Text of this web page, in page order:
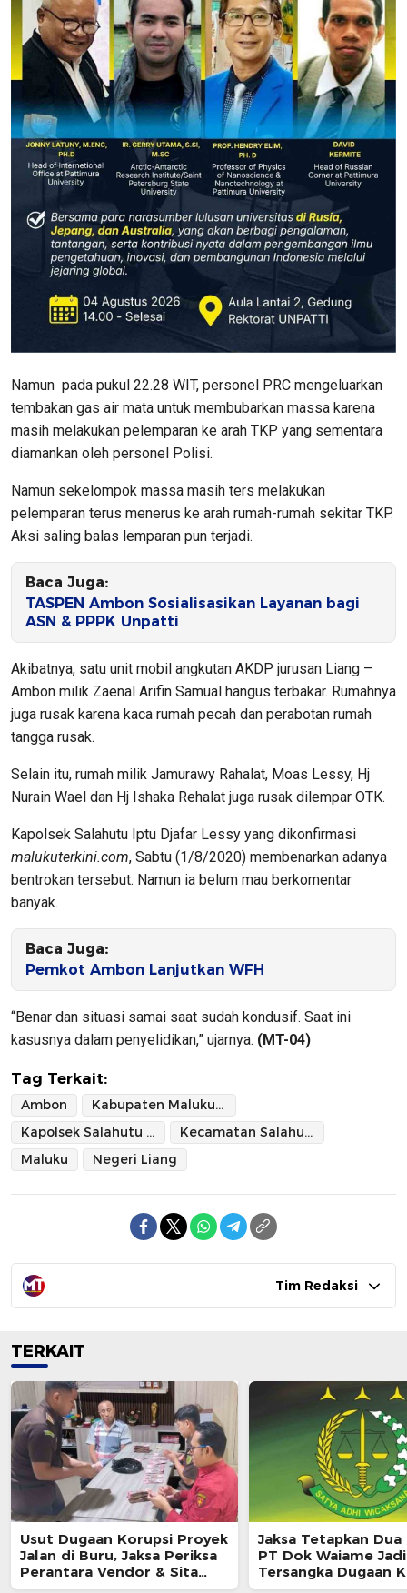
Namun pada pukul 22.28 WIT, personel PRC mengeluarkan
tembakan gas air mata untuk membubarkan massa karena
masih melakukan pelemparan ke arah TKP yang sementara
diamankan oleh personel Polisi.
Namun sekelompok massa masih ters melakukan
pelemparan terus menerus ke arah rumah-rumah sekitar TKP.
Aksi saling balas lemparan pun terjadi.
Baca Juga:
TASPEN Ambon Sosialisasikan Layanan bagi
ASN & PPPK Unpatti
Akibatnya, satu unit mobil angkutan AKDP jurusan Liang –
Ambon milik Zaenal Arifin Samual hangus terbakar. Rumahnya
juga rusak karena kaca rumah pecah dan perabotan rumah
tangga rusak.
Selain itu, rumah milik Jamurawy Rahalat, Moas Lessy, Hj
Nurain Wael dan Hj Ishaka Rehalat juga rusak dilempar OTK.
Kapolsek Salahutu Iptu Djafar Lessy yang dikonfirmasi
malukuterkini.com, Sabtu (1/8/2020) membenarkan adanya
bentrokan tersebut. Namun ia belum mau berkomentar
banyak.
Baca Juga:
Pemkot Ambon Lanjutkan WFH
“Benar dan situasi samai saat sudah kondusif. Saat ini
kasusnya dalam penyelidikan,” ujarnya. (MT-04)
Tag Terkait:
Ambon
Kabupaten Maluku Tengah
Kapolsek Salahutu Iptu Djafar Lessy
Kecamatan Salahutu
Maluku
Negeri Liang
Tim Redaksi
TERKAIT
Usut Dugaan Korupsi Proyek
Jalan di Buru, Jaksa Periksa
Perantara Vendor & Sita
Rp100 Juta
Jaksa Tetapkan
PT Dok Waiame Jadi
Tersangka Dugaan